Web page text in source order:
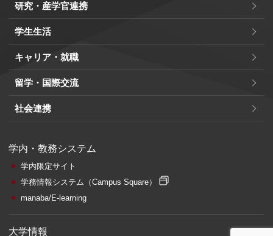
研究・産学官連携
学生生活
キャリア・就職
留学・国際交流
社会連携
学内・教務システム
学内限定サイト
学務情報システム （Campus Square）
manaba/E-learning
大学情報